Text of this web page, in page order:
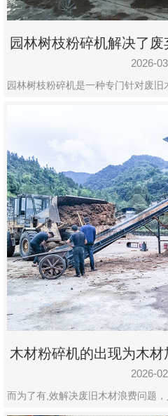
园林树枝粉碎机解决了
利
2026-
园林树枝粉碎机是一种专门针对废旧
木材粉碎机的出现为木
化
2026-
而为了有,效解决废旧木材浪费问题